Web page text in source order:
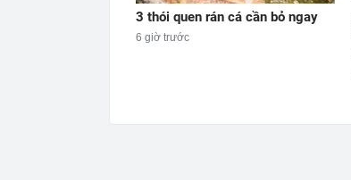
3 thói quen rán cá cần bỏ ngay
6 giờ trước